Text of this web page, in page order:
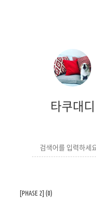
타쿠대디
[PHASE 2] (0)